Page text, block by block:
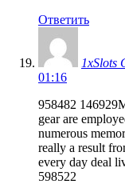
Ответить
1xSlots
01:16
958482
gear are
numerous
really a result
every day deal
598522